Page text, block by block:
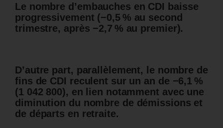
Le nombre d’embauches en CDI baisse
progressivement (−0,5 % au second
trimestre, après −2,7 % au premier).
D’autre part, parallèlement, le nombre de
fins de CDI reculent sur un an de −6,1 %
(1 042 800), en lien notamment avec une
diminution du nombre de démissions et
de départs en retraite.